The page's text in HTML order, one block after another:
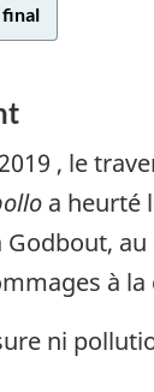
, le
a heurté
au
à la
ni